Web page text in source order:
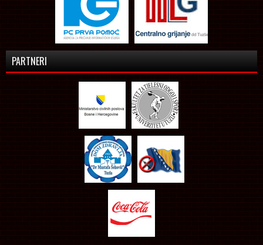
PARTNERI